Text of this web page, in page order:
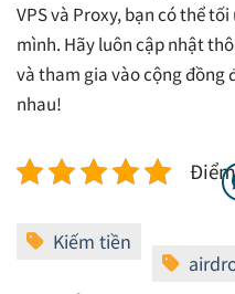
VPS và Proxy, bạn có thể
mình. Hãy luôn cập nhật
và tham gia vào cộng đồng
nhau!